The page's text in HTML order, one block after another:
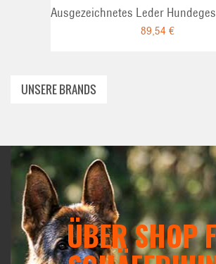
Ausgezeichnetes Leder
89,54 €
UNSERE BRANDS
ÜBER SHOP